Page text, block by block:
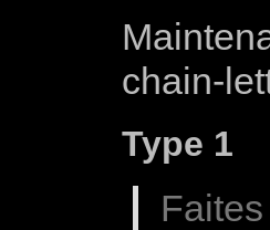
chain-
Type 1